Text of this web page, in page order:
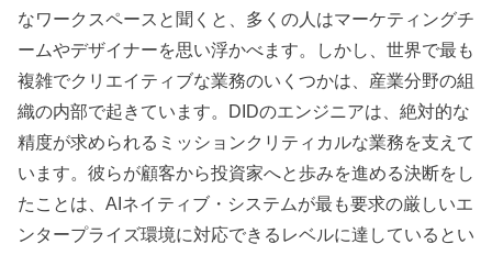
なワークスペースと聞くと、多くの人はマーケティングチ
ームやデザイナーを思い浮かべます。しかし、世界で最も
複雑でクリエイティブな業務のいくつかは、産業分野の組
織の内部で起きています。DIDのエンジニアは、絶対的な
精度が求められるミッションクリティカルな業務を支えて
います。彼らが顧客から投資家へと歩みを進める決断をし
たことは、AIネイティブ・システムが最も要求の厳しいエ
ンタープライズ環境に対応できるレベルに達しているとい